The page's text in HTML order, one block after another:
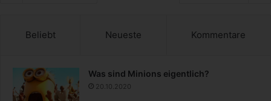
Beliebt Neueste Kommentare
Was sind Minions eigentlich?
20.10.2020